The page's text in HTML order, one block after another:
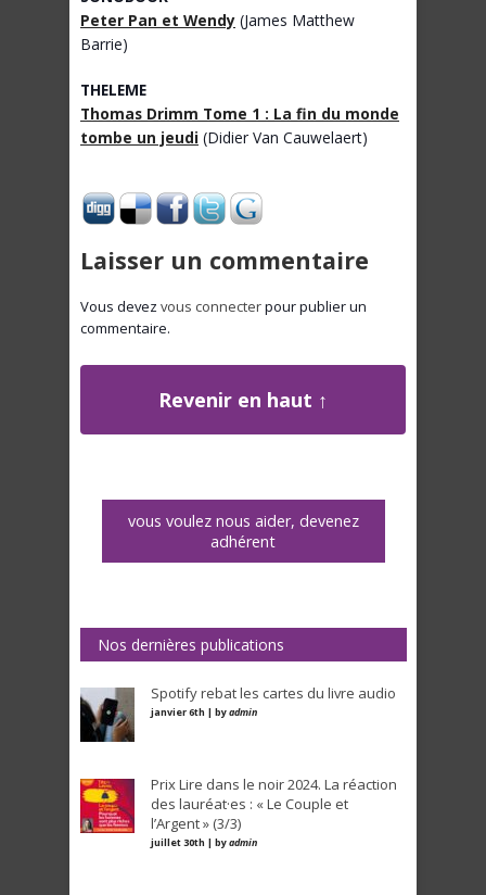
Peter Pan et Wendy (James Matthew
Barrie)
THELEME
Thomas Drimm Tome 1 : La fin du monde
tombe un jeudi (Didier Van Cauwelaert)
Laisser un commentaire
Vous devez vous connecterpour publier un
commentaire.
Revenir en haut ↑
vous voulez nous aider, devenez
adhérent
Nos dernières publications
Spotify rebat les cartes du livre audio
janvier 6th | byadmin
Prix Lire dans le noir 2024. La réaction
des lauréat·es : « Le Couple et
l’Argent » (3/3)
juillet 30th | byadmin